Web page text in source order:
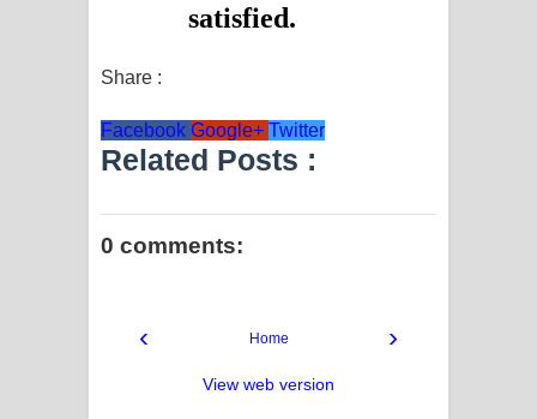
Share :
Facebook Google+ Twitter
Related Posts :
0 comments:
‹ ›
Home
View web version